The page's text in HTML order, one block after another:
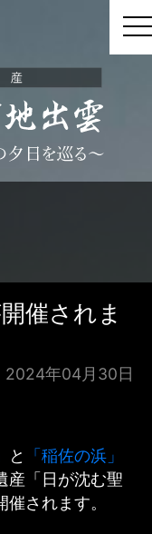
催されま
2024年04月30日
と
「稲佐の浜」
産「日が沈む聖
されます。